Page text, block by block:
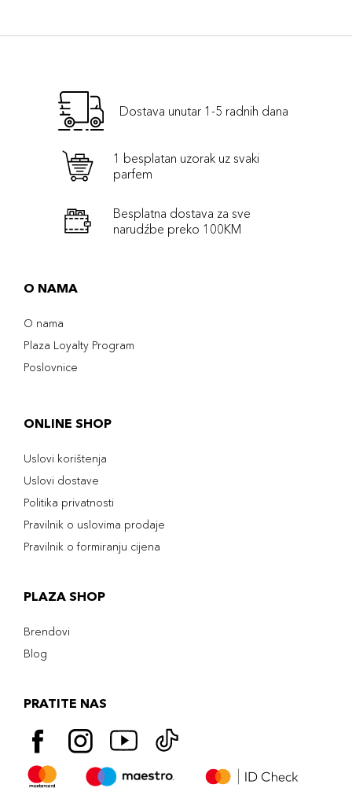
Dostava unutar 1-5 radnih dana
1 besplatan uzorak uz svaki
parfem
Besplatna dostava za sve
narudźbe preko 100KM
O NAMA
O nama
Plaza Loyalty Program
Poslovnice
ONLINE SHOP
Uslovi korištenja
Uslovi dostave
Politika privatnosti
Pravilnik o uslovima prodaje
Pravilnik o formiranju cijena
PLAZA SHOP
Brendovi
Blog
PRATITE NAS